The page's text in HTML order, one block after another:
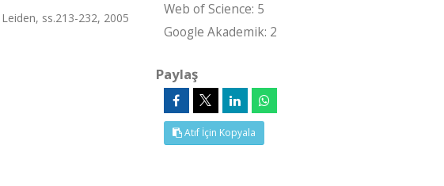
ss.213-232, 2005
Web of Science: 5
Google Akademik: 2
Paylaş
Atıf İçin Kopyala